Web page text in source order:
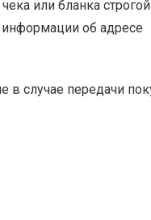
или бланка строгой
об адресе
в случае передачи